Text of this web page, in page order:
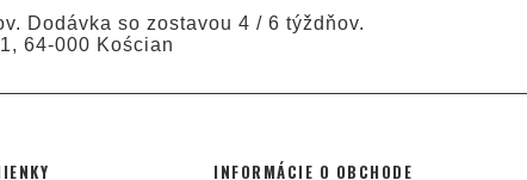
Dodávka so zostavou 4 / 6 týždňov.
64-000 Kościan
INFORMÁCIE O OBCHODE